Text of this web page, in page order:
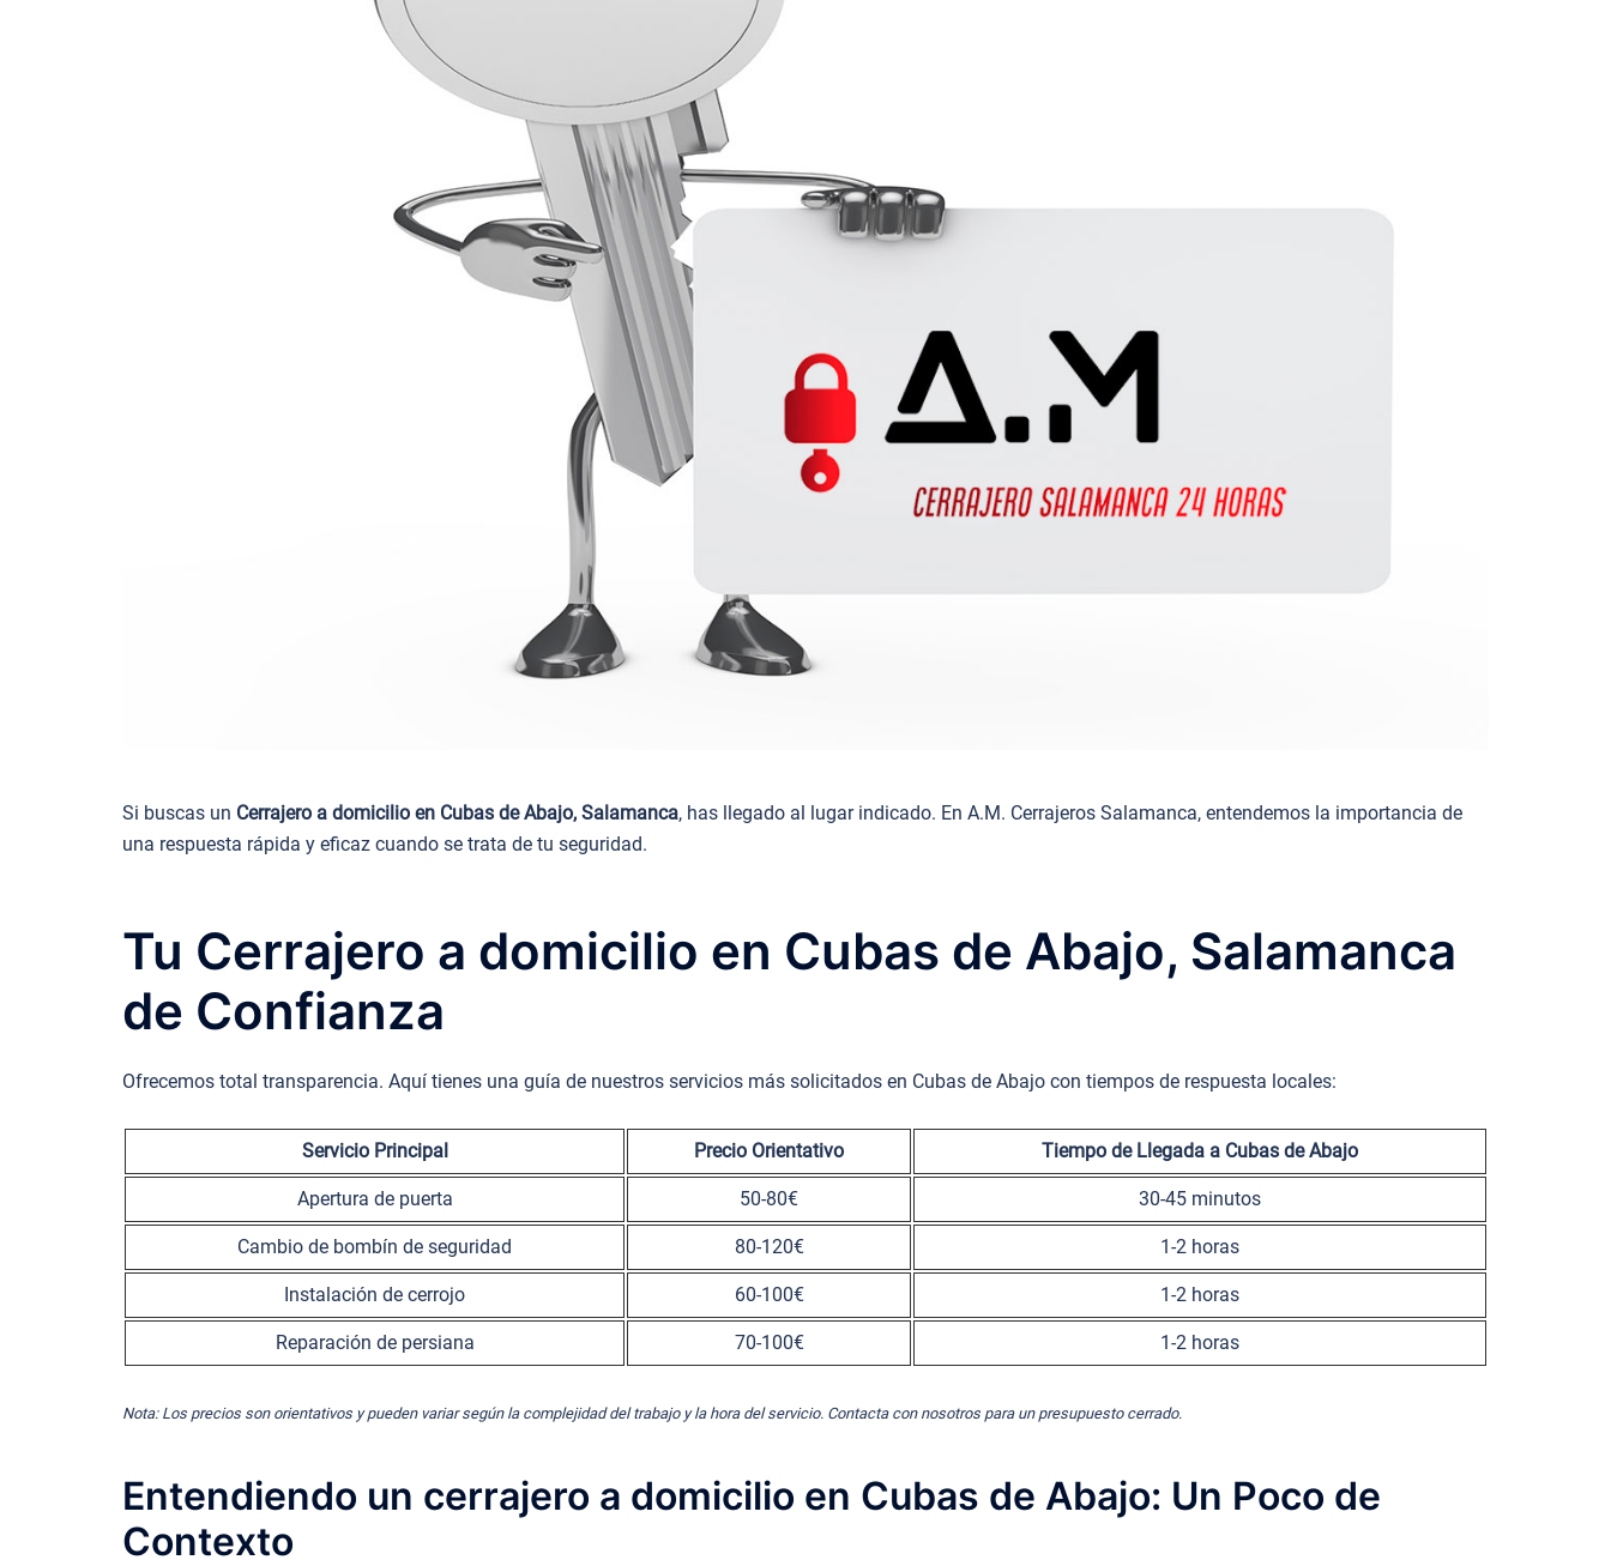
Si buscas un Cerrajero a domicilio en Cubas de Abajo, Salamanca, has llegado al lugar indicado. En A.M. Cerrajeros Salamanca, entendemos la importancia de
una respuesta rápida y eficaz cuando se trata de tu seguridad.
Tu Cerrajero a domicilio en Cubas de Abajo, Salamanca
de Confianza
Ofrecemos total transparencia. Aquí tienes una guía de nuestros servicios más solicitados en Cubas de Abajo con tiempos de respuesta locales:
Servicio Principal Precio Orientativo Tiempo de Llegada a Cubas de Abajo
Apertura de puerta 50-80€ 30-45 minutos
Cambio de bombín de seguridad 80-120€ 1-2 horas
Instalación de cerrojo 60-100€ 1-2 horas
Reparación de persiana 70-100€ 1-2 horas
Nota: Los precios son orientativos y pueden variar según la complejidad del trabajo y la hora del servicio. Contacta con nosotros para un presupuesto cerrado.
Entendiendo un cerrajero a domicilio en Cubas de Abajo: Un Poco de
Contexto